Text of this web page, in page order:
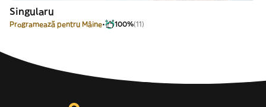
Singularu
Programează pentru Mâine 100%(11)